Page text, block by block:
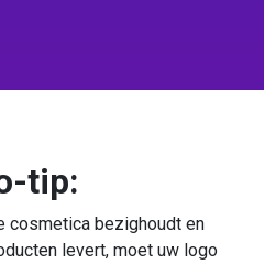
tip:
cosmetica bezighoudt en
levert, moet uw logo